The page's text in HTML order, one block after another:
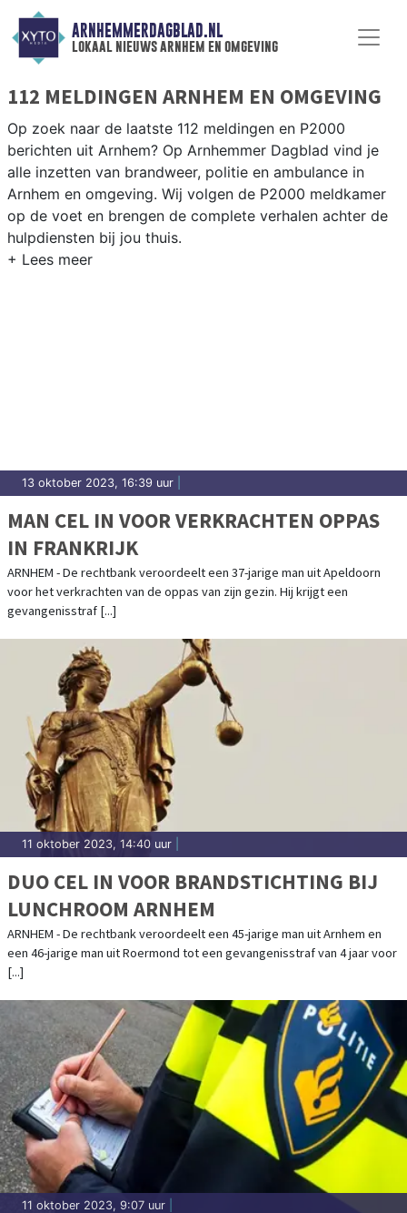
ARNHEMMERDAGBLAD.NL
lokaal nieuws arnhem en omgeving
112 MELDINGEN ARNHEM EN OMGEVING
Op zoek naar de laatste 112 meldingen en P2000
berichten uit Arnhem? Op Arnhemmer Dagblad vind je
alle inzetten van brandweer, politie en ambulance in
Arnhem en omgeving. Wij volgen de P2000 meldkamer
op de voet en brengen de complete verhalen achter de
hulpdiensten bij jou thuis.
13 oktober 2023, 16:39 uur
MAN CEL IN VOOR VERKRACHTEN OPPAS
IN FRANKRIJK
ARNHEM - De rechtbank veroordeelt een 37-jarige man uit Apeldoorn
voor het verkrachten van de oppas van zijn gezin. Hij krijgt een
gevangenisstraf [...]
11 oktober 2023, 14:40 uur
DUO CEL IN VOOR BRANDSTICHTING BIJ
LUNCHROOM ARNHEM
ARNHEM - De rechtbank veroordeelt een 45-jarige man uit Arnhem en
een 46-jarige man uit Roermond tot een gevangenisstraf van 4 jaar voor
[...]
11 oktober 2023, 9:07 uur